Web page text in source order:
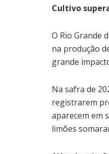
Cultivo
O Rio Grande
na produção
grande
Na safra de
registrarem
aparecem em
limões